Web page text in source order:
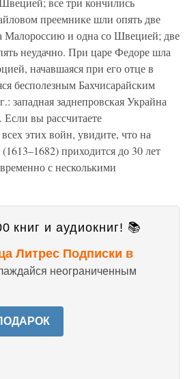
преемнике шли опять две
Малороссию и одна со Швецией; две
неудачно. При царе Федоре шла
начавшаяся при его отце в
бесполезным Бахчисарайским
западная заднепровская Украйна
Если вы рассчитаете
этих войн, увидите, что на
приходится до 30 лет
с несколькими
книг и аудиокниг! 📚
Литрес Подписки в
неограниченным